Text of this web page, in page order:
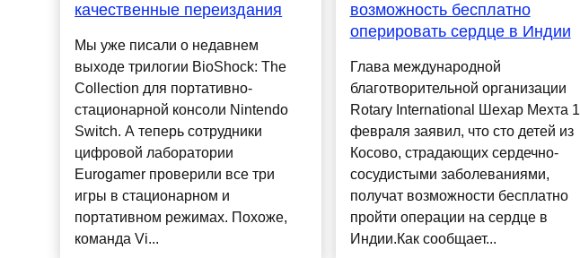
качественные переиздания
Мы уже писали о недавнем
выходе трилогии BioShock: The
Collection для портативно-
стационарной консоли Nintendo
Switch. А теперь сотрудники
цифровой лаборатории
Eurogamer проверили все три
игры в стационарном и
портативном режимах. Похоже,
команда Vi...
возможность бесплатно
оперировать сердце в Индии
Глава международной
благотворительной организации
Rotary International Шехар Мехта 1
февраля заявил, что сто детей из
Косово, страдающих сердечно-
сосудистыми заболеваниями,
получат возможности бесплатно
пройти операции на сердце в
Индии.Как сообщает...